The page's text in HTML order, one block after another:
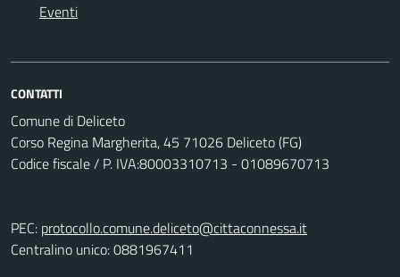
Eventi
CONTATTI
Comune di Deliceto
Corso Regina Margherita, 45 71026 Deliceto (FG)
Codice fiscale / P. IVA:80003310713 - 01089670713
PEC: protocollo.comune.deliceto@cittaconnessa.it
Centralino unico: 0881967411